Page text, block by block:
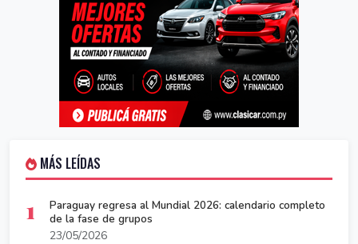
MÁS LEÍDAS
1
Paraguay regresa al Mundial 2026: calendario completo
de la fase de grupos
23/05/2026